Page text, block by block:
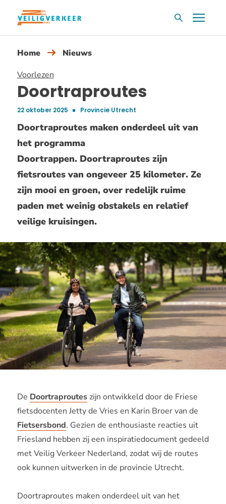
Overslaan
inhoud
ZoekvakMenu
Home
Nieuws
Voorlezen
Doortraproutes
Publicatiedatum:
22 oktober 2025 Provincie Utrecht
Doortraproutes maken onderdeel uit van
het programma
Doortrappen. Doortraproutes zijn
fietsroutes van ongeveer 25 kilometer. Ze
zijn mooi en groen, over redelijk ruime
paden met weinig obstakels en relatief
veilige kruisingen.
De Doortraprouteszijn ontwikkeld door de Friese
fietsdocenten Jetty de Vries en Karin Broer van de
Fietsersbond. Gezien de enthousiaste reacties uit
Friesland hebben zij een inspiratiedocument gedeeld
met Veilig Verkeer Nederland, zodat wij de routes
ook kunnen uitwerken in de provincie Utrecht.
Doortraproutes maken onderdeel uit van het